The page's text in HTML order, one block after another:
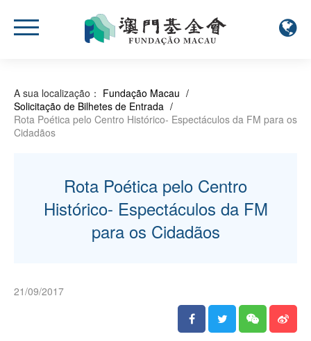
A sua localização： Fundação Macau /
Solicitação de Bilhetes de Entrada /
Rota Poética pelo Centro Histórico- Espectáculos da FM para os
Cidadãos
Rota Poética pelo Centro
Histórico- Espectáculos da FM
para os Cidadãos
21/09/2017